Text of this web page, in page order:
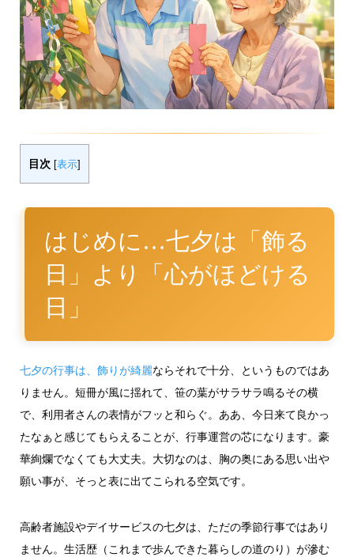
目次 表示]
はじめに…七夕は「飾る
日」より「心がほどける
日」
七夕の行事は、飾りが綺麗ならそれで十分、というものではあ
りません。短冊が風に揺れて、笹の葉がサラサラ鳴るその横
で、利用者さんの表情がフッと和らぐ。ああ、今日来て良かっ
たなぁと感じてもらえることが、行事運営の芯になります。豪
華絢爛でなくても大丈夫。大切なのは、胸の奥にある思い出や
願い事が、そっと表に出てこられる空気です。
高齢者施設やデイサービスの七夕は、ただの季節行事ではあり
ません。生活歴（これまで歩んできた暮らしの道のり）が滲む